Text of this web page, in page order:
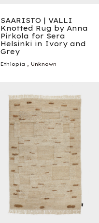
SAARISTO | VALLI
Knotted Rug by Anna
Pirkola for Sera
Helsinki in Ivory and
Grey
Ethiopia , Unknown